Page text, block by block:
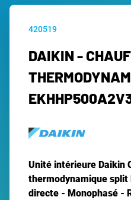
420519
DAIKIN -
Unité intérieure Daikin
thermodynamique
directe - Monophasé -